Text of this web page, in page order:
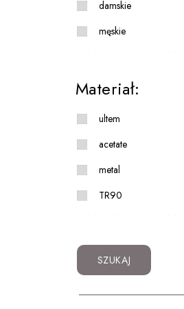
damskie
męskie
Materiał:
ultem
acetate
metal
TR90
SZUKAJ